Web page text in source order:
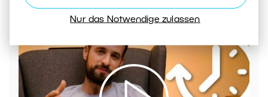
Nur das Notwendige zulassen
Wie erstellt man ein Video in Zoner Studio – Teil 2